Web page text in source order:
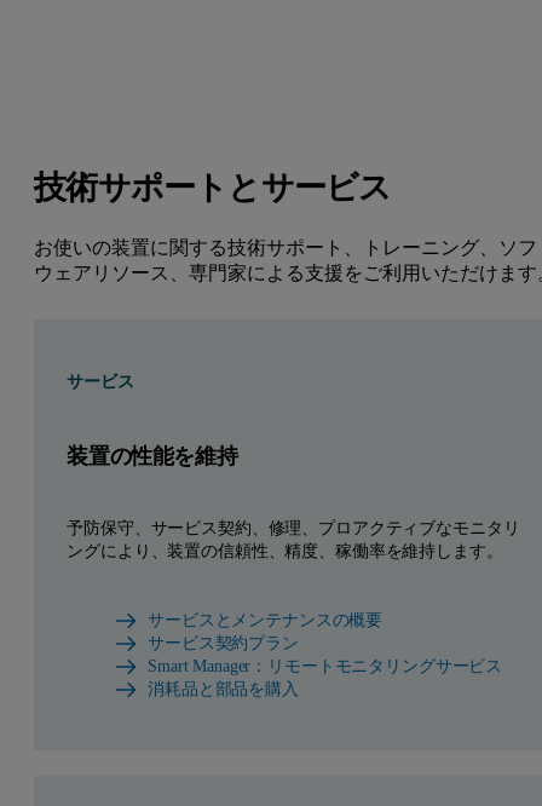
技術サポートとサービス
お使いの装置に関する技術サポート、トレーニング、ソフ
ウェアリソース、専門家による支援をご利用いただけます
サービス
装置の性能を維持
予防保守、サービス契約、修理、プロアクティブなモニタリ
ングにより、装置の信頼性、精度、稼働率を維持します。
サービスとメンテナンスの概要
サービス契約プラン
Smart Manager：リモートモニタリングサービス
消耗品と部品を購入